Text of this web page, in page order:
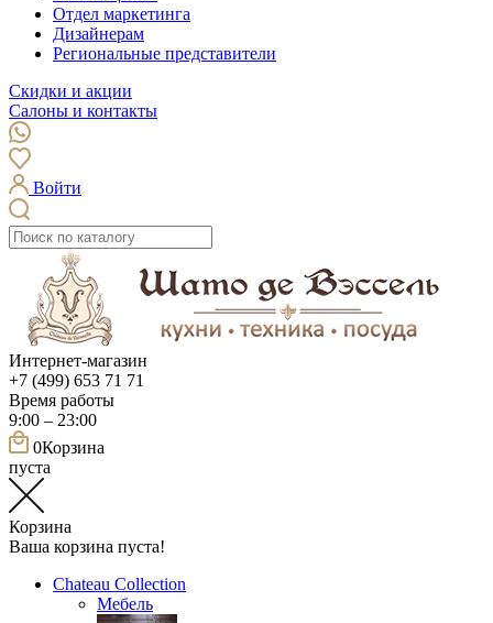
Отдел маркетинга
Дизайнерам
Региональные представители
Скидки и акции
Салоны и контакты
Войти
Интернет-магазин
+7 (499) 653 71 71
Время работы
9:00 – 23:00
0Корзина
пуста
Корзина
Ваша корзина пуста!
Chateau Collection
Мебель